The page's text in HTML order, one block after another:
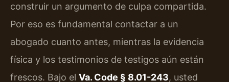
construir un argumento de culpa compartida.
Por eso es fundamental contactar a un
abogado cuanto antes, mientras la evidencia
física y los testimonios de testigos aún están
frescos. Bajo el Va. Code § 8.01-243, usted